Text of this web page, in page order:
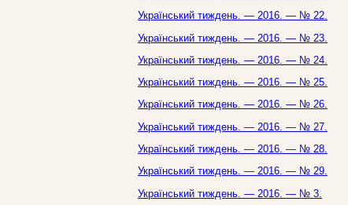
Український тиждень. — 2016. — № 22.
Український тиждень. — 2016. — № 23.
Український тиждень. — 2016. — № 24.
Український тиждень. — 2016. — № 25.
Український тиждень. — 2016. — № 26.
Український тиждень. — 2016. — № 27.
Український тиждень. — 2016. — № 28.
Український тиждень. — 2016. — № 29.
Український тиждень. — 2016. — № 3.